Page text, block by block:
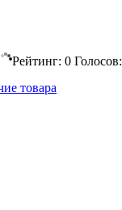
Рейтинг: 0 Голосов:
товара